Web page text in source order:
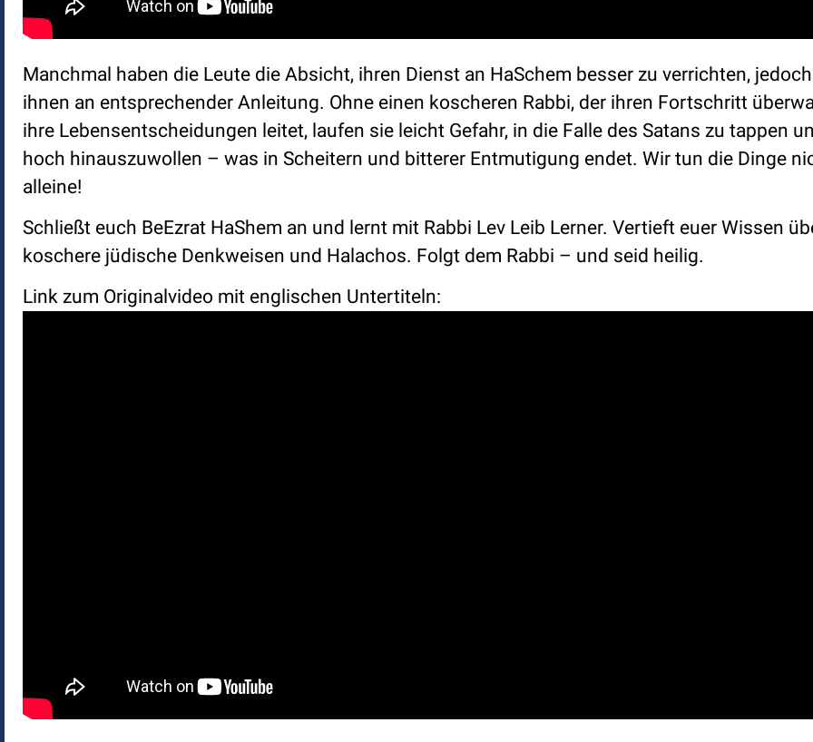
Manchmal haben die Leute die Absicht, ihren Dienst an HaSchem besser zu verrichten,
ihnen an entsprechender Anleitung. Ohne einen koscheren Rabbi, der ihren Fortschritt
ihre Lebensentscheidungen leitet, laufen sie leicht Gefahr, in die Falle des Satans zu tappen
hoch hinauszuwollen – was in Scheitern und bitterer Entmutigung endet. Wir tun die Dinge
alleine!
Schließt euch BeEzrat HaShem an und lernt mit Rabbi Lev Leib Lerner. Vertieft euer Wissen
koschere jüdische Denkweisen und Halachos. Folgt dem Rabbi – und seid heilig.
Link zum Originalvideo mit englischen Untertiteln: